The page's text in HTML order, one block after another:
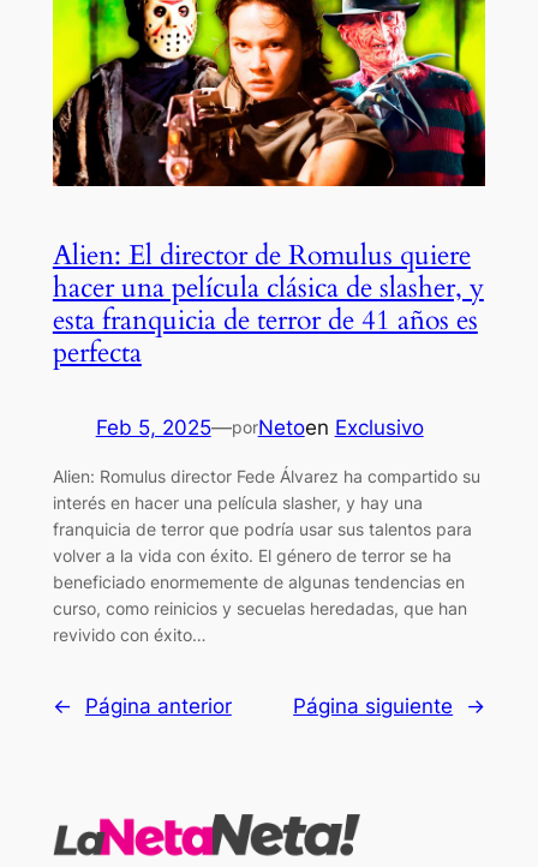
Alien: El director de Romulus quiere
hacer una película clásica de slasher, y
esta franquicia de terror de 41 años es
perfecta
Feb 5, 2025—porNetoen Exclusivo
Alien: Romulus director Fede Álvarez ha compartido su
interés en hacer una película slasher, y hay una
franquicia de terror que podría usar sus talentos para
volver a la vida con éxito. El género de terror se ha
beneficiado enormemente de algunas tendencias en
curso, como reinicios y secuelas heredadas, que han
revivido con éxito…
← Página anterior Página siguiente →